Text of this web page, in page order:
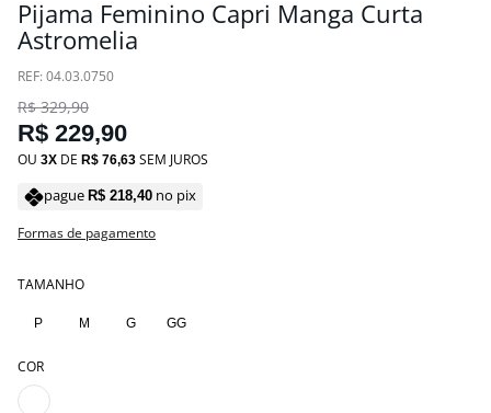
Pijama Feminino Capri Manga Curta
Astromelia
: 04.03.0750
R$ 329,90
R$ 229,90
OU 3 DE R$ 76,63 SEM JUROS
pague R$ 218,40 no pix
Formas de pagamento
TAMANHO
P M G GG
COR